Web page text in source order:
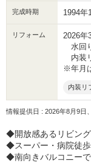
完成時期 1994年
リフォーム
2026年
水回
内装
※年月
内装リ
情報提供日 : 2026年8月9日
◆開放感あるリビン
◆スーパー・病院徒歩
◆南向きバルコニー